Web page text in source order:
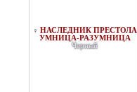
♀ НАСЛЕДНИК ПРЕСТОЛА
УМНИЦА-РАЗУМНИЦА
Черный